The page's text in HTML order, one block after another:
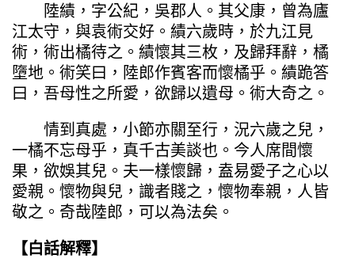
陸績，字公紀，吳郡人。其父康，曾為廬
江太守，與袁術交好。績六歲時，於九江見
術，術出橘待之。績懷其三枚，及歸拜辭，橘
墮地。術笑曰，陸郎作賓客而懷橘乎。績跪答
曰，吾母性之所愛，欲歸以遺母。術大奇之。
情到真處，小節亦關至行，況六歲之兒，
一橘不忘母乎，真千古美談也。今人席間懷
果，欲娛其兒。夫一樣懷歸，盍易愛子之心以
愛親。懷物與兒，識者賤之，懷物奉親，人皆
敬之。奇哉陸郎，可以為法矣。
【白話解釋】